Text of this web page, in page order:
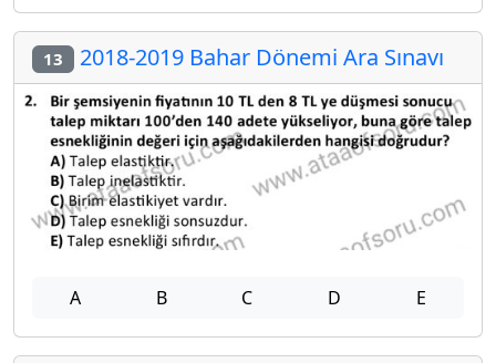
13 2018-2019 Bahar Dönemi Ara Sınavı
A B C D E